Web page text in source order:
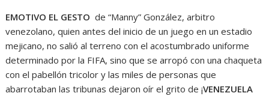
EMOTIVO EL GESTO de “Manny” González, arbitro
venezolano, quien antes del inicio de un juego en un estadio
mejicano, no salió al terreno con el acostumbrado uniforme
determinado por la FIFA, sino que se arropó con una chaqueta
con el pabellón tricolor y las miles de personas que
abarrotaban las tribunas dejaron oír el grito de ¡VENEZUELA